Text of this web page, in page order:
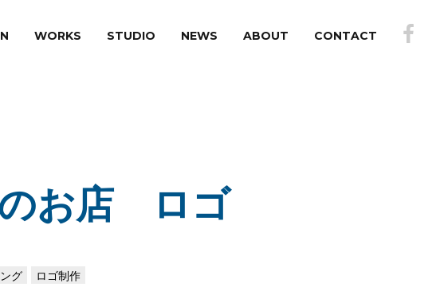
WORKS STUDIO NEWS ABOUT CONTACT
お店 ロゴ
グ ロゴ制作